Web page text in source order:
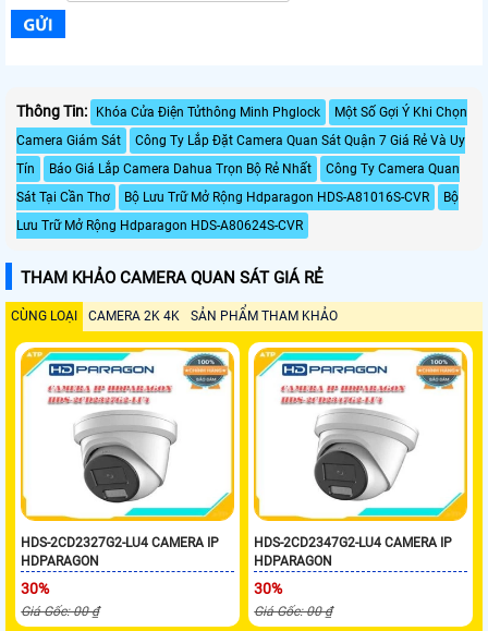
Thông Tin: Khóa Cửa Điện Tửthông Minh Phglock
Một Số Gợi Ý Khi Chọn
Camera Giám Sát
Công Ty Lắp Đặt Camera Quan Sát Quận 7 Giá Rẻ Và Uy
Tín
Báo Giá Lắp Camera Dahua Trọn Bộ Rẻ Nhất
Công Ty Camera Quan
Sát Tại Cần Thơ
Bộ Lưu Trữ Mở Rộng Hdparagon HDS-A81016S-CVR
Bộ
Lưu Trữ Mở Rộng Hdparagon HDS-A80624S-CVR
THAM KHẢO CAMERA QUAN SÁT GIÁ RẺ
CÙNG LOẠI CAMERA 2K 4K SẢN PHẨM THAM KHẢO
HDS-2CD2327G2-LU4 CAMERA IP
HDPARAGON
30%
Giá Gốc: 00 ₫
HDS-2CD2347G2-LU4 CAMERA IP
HDPARAGON
30%
Giá Gốc: 00 ₫